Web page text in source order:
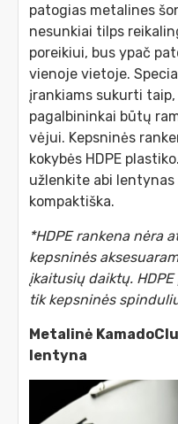
patogias metalines
nesunkiai tilps
poreikiui, bus ypač
vienoje vietoje.
įrankiams sukurti
pagalbininkai būtų
vėjui. Kepsninės
kokybės HDPE
užlenkite abi
kompaktiška.
*HDPE rankena nėra
kepsninės
įkaitusių daiktų.
tik kepsninės
Metalinė
lentyna